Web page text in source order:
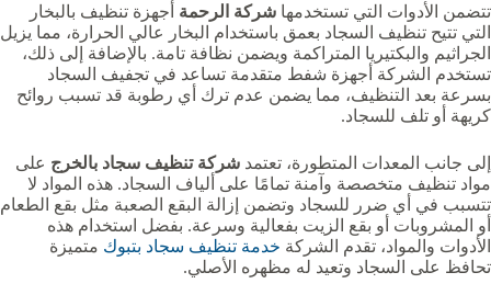
تتضمن الأدوات التي تستخدمها شركة الرحمة أجهزة تنظيف بالبخار
التي تتيح تنظيف السجاد بعمق باستخدام البخار عالي الحرارة، مما يزيل
الجراثيم والبكتيريا المتراكمة ويضمن نظافة تامة. بالإضافة إلى ذلك،
تستخدم الشركة أجهزة شفط متقدمة تساعد في تجفيف السجاد
بسرعة بعد التنظيف، مما يضمن عدم ترك أي رطوبة قد تسبب روائح
كريهة أو تلف للسجاد.
إلى جانب المعدات المتطورة، تعتمد شركة تنظيف سجاد بالخرج على
مواد تنظيف متخصصة وآمنة تمامًا على ألياف السجاد. هذه المواد لا
تتسبب في أي ضرر للسجاد وتضمن إزالة البقع الصعبة مثل بقع الطعام
أو المشروبات أو بقع الزيت بفعالية وسرعة. بفضل استخدام هذه
الأدوات والمواد، تقدم الشركة خدمة تنظيف سجاد بتبوك متميزة
تحافظ على السجاد وتعيد له مظهره الأصلي.